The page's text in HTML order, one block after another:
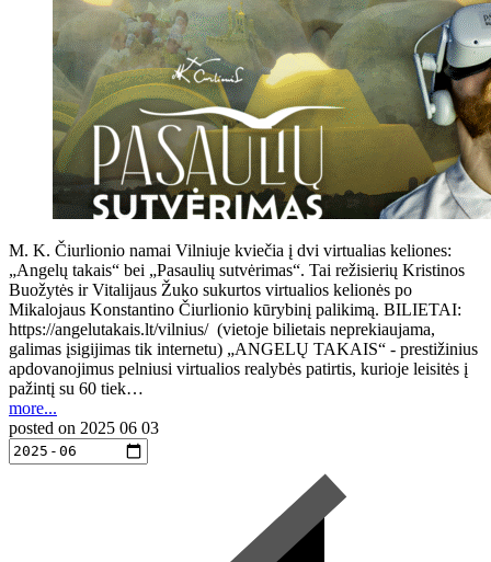
M. K. Čiurlionio namai Vilniuje kviečia į dvi virtualias keliones:
„Angelų takais“ bei „Pasaulių sutvėrimas“. Tai režisierių Kristinos
Buožytės ir Vitalijaus Žuko sukurtos virtualios kelionės po
Mikalojaus Konstantino Čiurlionio kūrybinį palikimą. BILIETAI:
https://angelutakais.lt/vilnius/ (vietoje bilietais neprekiaujama,
galimas įsigijimas tik internetu) „ANGELŲ TAKAIS“ - prestižinius
apdovanojimus pelniusi virtualios realybės patirtis, kurioje leisitės į
pažintį su 60 tiek…
more...
posted on 2025 06 03